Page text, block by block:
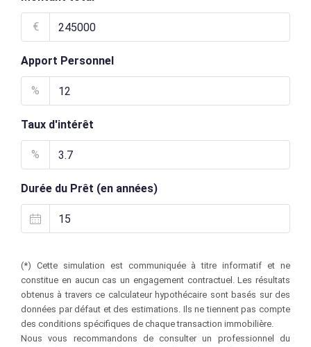
€
Apport Personnel
%
Taux d'intérêt
%
Durée du Prêt (en années)
(*) Cette simulation est communiquée à titre informatif et ne
constitue en aucun cas un engagement contractuel. Les résultats
obtenus à travers ce calculateur hypothécaire sont basés sur des
données par défaut et des estimations. Ils ne tiennent pas compte
des conditions spécifiques de chaque transaction immobilière.
Nous vous recommandons de consulter un professionnel du